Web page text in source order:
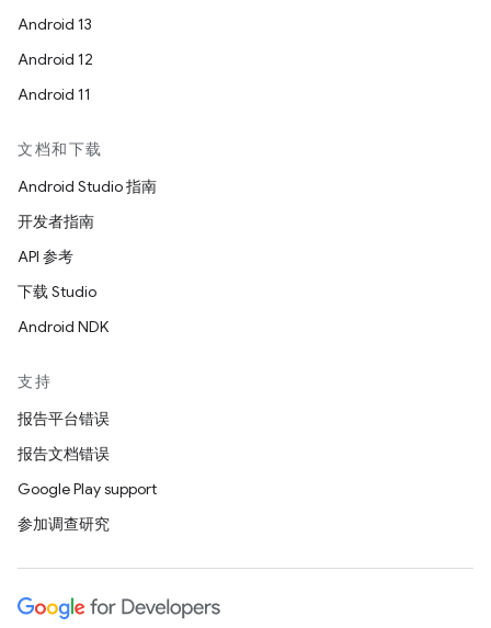
Android 13
Android 12
Android 11
文档和下载
Android Studio 指南
开发者指南
API 参考
下载 Studio
Android NDK
支持
报告平台错误
报告文档错误
Google Play support
参加调查研究